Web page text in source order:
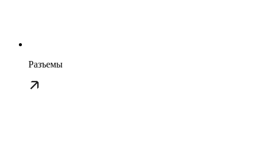
Разъемы